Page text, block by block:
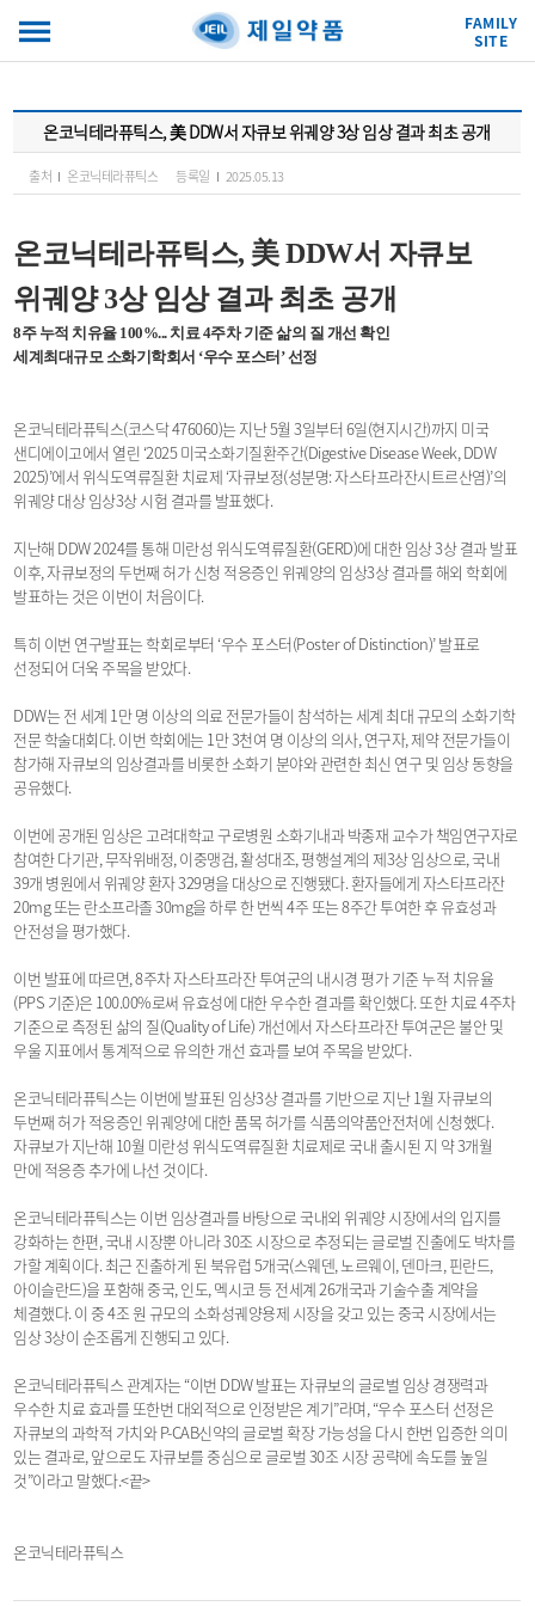
FAMILY
SITE
온코닉테라퓨틱스, 美 DDW서 자큐보 위궤양 3상 임상 결과 최초 공개
출처 온코닉테라퓨틱스 등록일 2025.05.13
온코닉테라퓨틱스, ​ 美 DDW서 자큐보
위궤양 3상 임상 결과 최초 공개
8주 누적 치유율 100%... 치료 4주차 기준 삶의 질 개선 확인
세계최대규모 소화기학회서 ‘우수 포스터’ 선정
온코닉테라퓨틱스(코스닥 476060)는 지난 5월 3일부터 6일(현지시간)까지 미국
샌디에이고에서 열린 ‘2025 미국소화기질환주간(Digestive Disease Week, DDW
2025)’에서 위식도역류질환 치료제 ‘자큐보정(성분명: 자스타프라잔시트르산염)’의
위궤양 대상 임상3상 시험 결과를 발표했다.
지난해 DDW 2024를 통해 미란성 위식도역류질환(GERD)에 대한 임상 3상 결과 발표
이후, 자큐보정의 두번째 허가 신청 적응증인 위궤양의 임상3상 결과를 해외 학회에
발표하는 것은 이번이 처음이다.
특히 이번 연구발표는 학회로부터 ‘우수 포스터(Poster of Distinction)’ 발표로
선정되어 더욱 주목을 받았다.
DDW는 전 세계 1만 명 이상의 의료 전문가들이 참석하는 세계 최대 규모의 소화기학
전문 학술대회다. 이번 학회에는 1만 3천여 명 이상의 의사, 연구자, 제약 전문가들이
참가해 자큐보의 임상결과를 비롯한 소화기 분야와 관련한 최신 연구 및 임상 동향을
공유했다.
이번에 공개된 임상은 고려대학교 구로병원 소화기내과 박종재 교수가 책임연구자로
참여한 다기관, 무작위배정, 이중맹검, 활성대조, 평행설계의 제3상 임상으로, 국내
39개 병원에서 위궤양 환자 329명을 대상으로 진행됐다. 환자들에게 자스타프라잔
20mg 또는 란소프라졸 30mg을 하루 한 번씩 4주 또는 8주간 투여한 후 유효성과
안전성을 평가했다.
이번 발표에 따르면, 8주차 자스타프라잔 투여군의 내시경 평가 기준 누적 치유율
(PPS 기준)은 100.00%로써 유효성에 대한 우수한 결과를 확인했다. 또한 치료 4주차
기준으로 측정된 삶의 질(Quality of Life) 개선에서 자스타프라잔 투여군은 불안 및
우울 지표에서 통계적으로 유의한 개선 효과를 보여 주목을 받았다.
온코닉테라퓨틱스는 이번에 발표된 임상3상 결과를 기반으로 지난 1월 자큐보의
두번째 허가 적응증인 위궤양에 대한 품목 허가를 식품의약품안전처에 신청했다.
자큐보가 지난해 10월 미란성 위식도역류질환 치료제로 국내 출시된 지 약 3개월
만에 적응증 추가에 나선 것이다.
온코닉테라퓨틱스는 이번 임상결과를 바탕으로 국내외 위궤양 시장에서의 입지를
강화하는 한편, 국내 시장뿐 아니라 30조 시장으로 추정되는 글로벌 진출에도 박차를
가할 계획이다. 최근 진출하게 된 북유럽 5개국(스웨덴, 노르웨이, 덴마크, 핀란드,
아이슬란드)을 포함해 중국, 인도, 멕시코 등 전세계 26개국과 기술수출 계약을
체결했다. 이 중 4조 원 규모의 소화성궤양용제 시장을 갖고 있는 중국 시장에서는
임상 3상이 순조롭게 진행되고 있다.
온코닉테라퓨틱스 관계자는 “이번 DDW 발표는 자큐보의 글로벌 임상 경쟁력과
우수한 치료 효과를 또한번 대외적으로 인정받은 계기”라며, “우수 포스터 선정은
자큐보의 과학적 가치와 P-CAB신약의 글로벌 확장 가능성을 다시 한번 입증한 의미
있는 결과로, 앞으로도 자큐보를 중심으로 글로벌 30조 시장 공략에 속도를 높일
것”이라고 말했다.<끝>​​
온코닉테라퓨틱스